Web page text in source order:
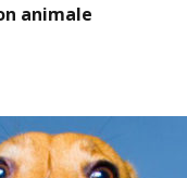
animale